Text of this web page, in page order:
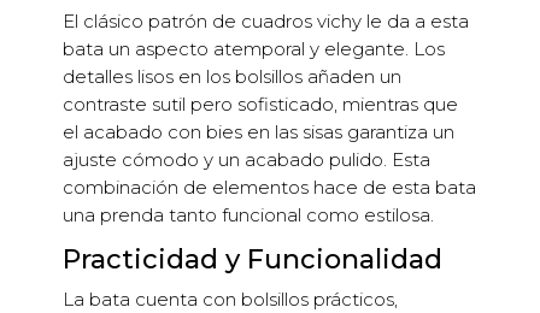
El clásico patrón de cuadros vichy le da a esta
bata un aspecto atemporal y elegante. Los
detalles lisos en los bolsillos añaden un
contraste sutil pero sofisticado, mientras que
el acabado con bies en las sisas garantiza un
ajuste cómodo y un acabado pulido. Esta
combinación de elementos hace de esta bata
una prenda tanto funcional como estilosa.
Practicidad y Funcionalidad
La bata cuenta con bolsillos prácticos,